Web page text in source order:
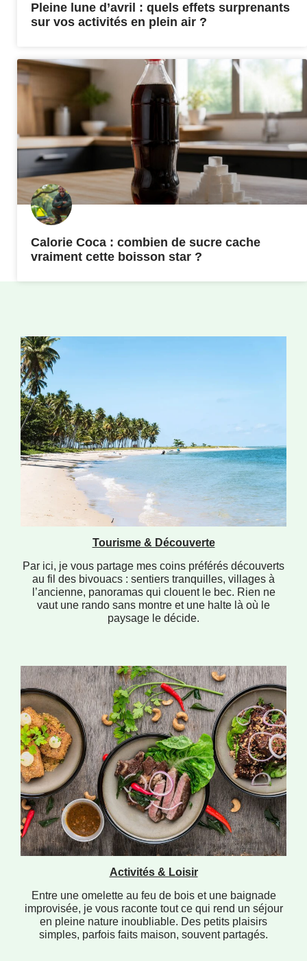
Pleine lune d’avril : quels effets surprenants
sur vos activités en plein air ?
Calorie Coca : combien de sucre cache
vraiment cette boisson star ?
Tourisme & Découverte
Par ici, je vous partage mes coins préférés découverts
au fil des bivouacs : sentiers tranquilles, villages à
l’ancienne, panoramas qui clouent le bec. Rien ne
vaut une rando sans montre et une halte là où le
paysage le décide.
Activités & Loisir
Entre une omelette au feu de bois et une baignade
improvisée, je vous raconte tout ce qui rend un séjour
en pleine nature inoubliable. Des petits plaisirs
simples, parfois faits maison, souvent partagés.